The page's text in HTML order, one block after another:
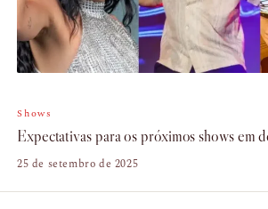
Shows
Expectativas para os próximos shows em
25 de setembro de 2025